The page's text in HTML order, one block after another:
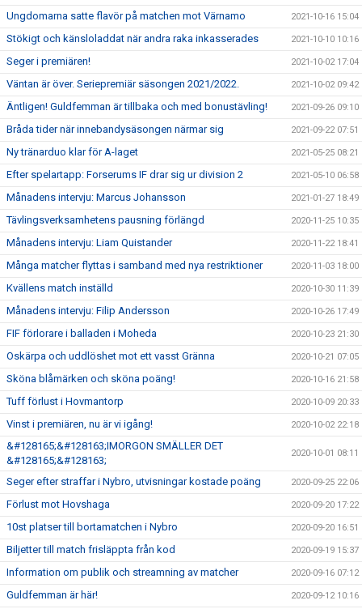
Ungdomarna satte flavör på matchen mot Värnamo 2021-10-16 15:04
Stökigt och känsloladdat när andra raka inkasserades 2021-10-10 10:16
Seger i premiären! 2021-10-02 17:04
Väntan är över. Seriepremiär säsongen 2021/2022. 2021-10-02 09:42
Äntligen! Guldfemman är tillbaka och med bonustävling! 2021-09-26 09:10
Bråda tider när innebandysäsongen närmar sig 2021-09-22 07:51
Ny tränarduo klar för A-laget 2021-05-25 08:21
Efter spelartapp: Forserums IF drar sig ur division 2 2021-05-10 06:58
Månadens intervju: Marcus Johansson 2021-01-27 18:49
Tävlingsverksamhetens pausning förlängd 2020-11-25 10:35
Månadens intervju: Liam Quistander 2020-11-22 18:41
Många matcher flyttas i samband med nya restriktioner 2020-11-03 18:00
Kvällens match inställd 2020-10-30 11:39
Månadens intervju: Filip Andersson 2020-10-26 17:49
FIF förlorare i balladen i Moheda 2020-10-23 21:30
Oskärpa och uddlöshet mot ett vasst Gränna 2020-10-21 07:05
Sköna blåmärken och sköna poäng! 2020-10-16 21:58
Tuff förlust i Hovmantorp 2020-10-09 20:33
Vinst i premiären, nu är vi igång! 2020-10-02 22:18
&#128165;&#128163;IMORGON SMÄLLER DET
&#128165;&#128163;
2020-10-01 08:11
Seger efter straffar i Nybro, utvisningar kostade poäng 2020-09-25 22:06
Förlust mot Hovshaga 2020-09-20 17:22
10st platser till bortamatchen i Nybro 2020-09-20 16:51
Biljetter till match frisläppta från kod 2020-09-19 15:37
Information om publik och streamning av matcher 2020-09-16 07:12
Guldfemman är här! 2020-09-12 10:16